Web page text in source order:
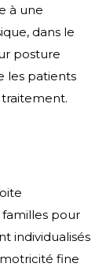
à une
dans le
posture
les patients
pour
individualisés
fine